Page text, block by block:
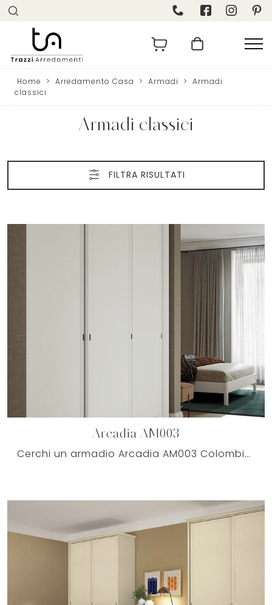
Home > Arredamento Casa > Armadi > Armadi
classici
Armadi classici
FILTRA RISULTATI
Arcadia AM003
Cerchi un armadio Arcadia AM003 Colombini Casa? Clicca subito! Gli armadi a muro con ante scorrevoli ti aspettano.